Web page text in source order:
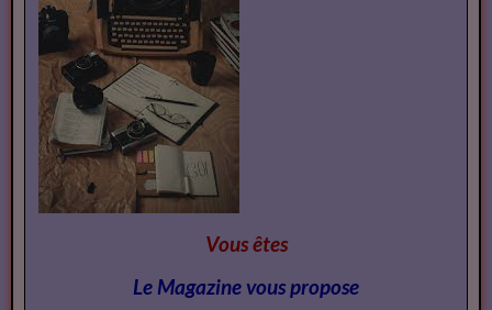
Vous êtes
Le Magazine vous propose